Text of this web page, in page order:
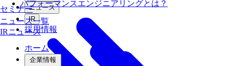
セミナーニュース
ニュース一覧
IR
採用情報
ホーム
企業情報
パフォーマンスエンジニアリングとは？
IRニュース